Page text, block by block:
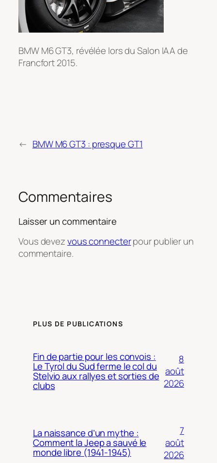
BMW M6 GT3, révélée lors du Salon IAA de
Francfort 2015.
← BMW M6 GT3 : presque GT1
Commentaires
Laisser un commentaire
Vous devezvous connecterpour publier un
commentaire.
PLUS DE PUBLICATIONS
Fin de partie pour les convois :
Le Tyrol du Sud ferme le col du
Stelvio aux rallyes et sorties de
clubs
8
août
2026
La naissance d’un mythe :
Comment la Jeep a sauvé le
monde libre (1941-1945)
7
août
2026